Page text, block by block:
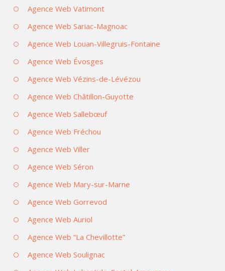
Agence Web Vatimont
Agence Web Sariac-Magnoac
Agence Web Louan-Villegruis-Fontaine
Agence Web Évosges
Agence Web Vézins-de-Lévézou
Agence Web Châtillon-Guyotte
Agence Web Sallebœuf
Agence Web Fréchou
Agence Web Viller
Agence Web Séron
Agence Web Mary-sur-Marne
Agence Web Gorrevod
Agence Web Auriol
Agence Web “La Chevillotte”
Agence Web Soulignac